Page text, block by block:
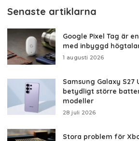
Senaste artiklarna
Google Pixel Tag är
med inbyggd
1 augusti 2026
Samsung Galaxy S27
betydligt större
modeller
28 juli 2026
Stora problem för